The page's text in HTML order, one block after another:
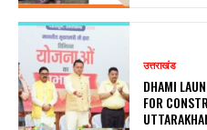
उत्तराखंड
DHAMI
FOR